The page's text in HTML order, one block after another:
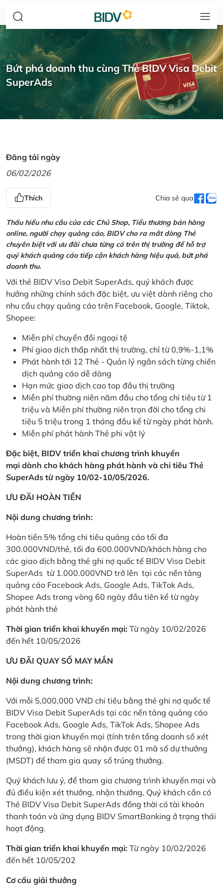
Bứt phá doanh thu cùng Thẻ BIDV Visa Debit
SuperAds
Đăng tải ngày
06/02/2026
Thích Chia sẻ qua
Thấu hiểu nhu cầu của các Chủ Shop, Tiểu thương bán hàng
online, người chạy quảng cáo, BIDV cho ra mắt dòng Thẻ
chuyên biệt với ưu đãi chưa từng có trên thị trường để hỗ trợ
quý khách quảng cáo tiếp cận khách hàng hiệu quả, bứt phá
doanh thu.
Với thẻ BIDV Visa Debit SuperAds, quý khách được
hưởng những chính sách đặc biệt, ưu việt dành riêng cho
nhu cầu chạy quảng cáo trên Facebook, Google, Tiktok,
Shopee:
Miễn phí chuyển đổi ngoại tệ
Phí giao dịch thấp nhất thị trường, chỉ từ 0,9%-1,1%
Phát hành tới 12 Thẻ - Quản lý ngân sách từng chiến
dịch quảng cáo dễ dàng
Hạn mức giao dịch cao top đầu thị trường
Miễn phí thường niên năm đầu cho tổng chi tiêu từ 1
triệu và Miễn phí thường niên trọn đời cho tổng chi
tiêu 5 triệu trong 1 tháng đầu kể từ ngày phát hành.
Miễn phí phát hành Thẻ phi vật lý
Đặc biệt, BIDV triển khai chương trình khuyến
mại dành cho khách hàng phát hành và chi tiêu Thẻ
SuperAds từ ngày 10/02-10/05/2026.
ƯU ĐÃI HOÀN TIỀN
Nội dung chương trình:
Hoàn tiền 5% tổng chi tiêu quảng cáo tối đa
300.000VND/thẻ, tối đa 600.000VND/khách hàng cho
các giao dịch bằng thẻ ghi nợ quốc tế BIDV Visa Debit
SuperAds từ 1.000.000VND trở lên tại các nền tảng
quảng cáo Facebook Ads, Google Ads, TikTok Ads,
Shopee Ads trong vòng 60 ngày đầu tiên kể từ ngày
phát hành thẻ
Thời gian triển khai khuyến mại: Từ ngày 10/02/2026
đến hết 10/05/2026
ƯU ĐÃI QUAY SỐ MAY MẮN
Nội dung chương trình:
Với mỗi 5,000,000 VND chi tiêu bằng thẻ ghi nợ quốc tế
BIDV Visa Debit SuperAds tại các nền tảng quảng cáo
Facebook Ads, Google Ads, TikTok Ads, Shopee Ads
trong thời gian khuyến mại (tính trên tổng doanh số xét
thưởng), khách hàng sẽ nhận được 01 mã số dự thưởng
(MSDT) để tham gia quay số trúng thưởng.
Quý khách lưu ý, để tham gia chương trình khuyến mại và
đủ điều kiện xét thưởng, nhận thưởng, Quý khách cần có
Thẻ BIDV Visa Debit SuperAds đồng thời có tài khoản
thanh toán và ứng dụng BIDV SmartBanking ở trạng thái
hoạt động.
Thời gian triển khai khuyến mại: Từ ngày 10/02/2026
đến hết 10/05/202
Cơ cấu giải thưởng